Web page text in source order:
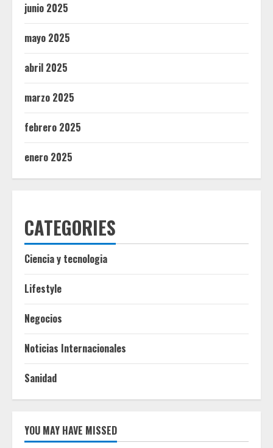
junio 2025
mayo 2025
abril 2025
marzo 2025
febrero 2025
enero 2025
CATEGORIES
Ciencia y tecnologia
Lifestyle
Negocios
Noticias Internacionales
Sanidad
YOU MAY HAVE MISSED